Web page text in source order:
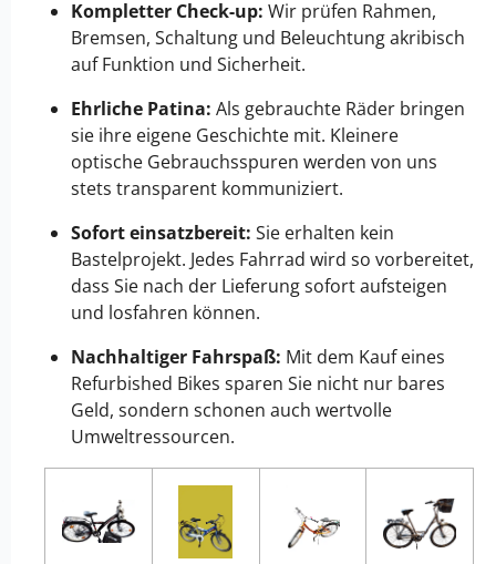
Kompletter Check-up: Wir prüfen Rahmen,
Bremsen, Schaltung und Beleuchtung akribisch
auf Funktion und Sicherheit.
Ehrliche Patina: Als gebrauchte Räder bringen
sie ihre eigene Geschichte mit. Kleinere
optische Gebrauchsspuren werden von uns
stets transparent kommuniziert.
Sofort einsatzbereit: Sie erhalten kein
Bastelprojekt. Jedes Fahrrad wird so vorbereitet,
dass Sie nach der Lieferung sofort aufsteigen
und losfahren können.
Nachhaltiger Fahrspaß: Mit dem Kauf eines
Refurbished Bikes sparen Sie nicht nur bares
Geld, sondern schonen auch wertvolle
Umweltressourcen.